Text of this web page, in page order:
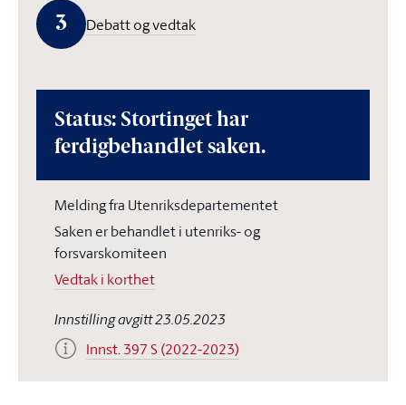
3 Debatt og vedtak
Status: Stortinget har
ferdigbehandlet saken.
Melding fra Utenriksdepartementet
Saken er behandlet i utenriks- og
forsvarskomiteen
Vedtak i korthet
Innstilling avgitt 23.05.2023
Innst. 397 S (2022-2023)